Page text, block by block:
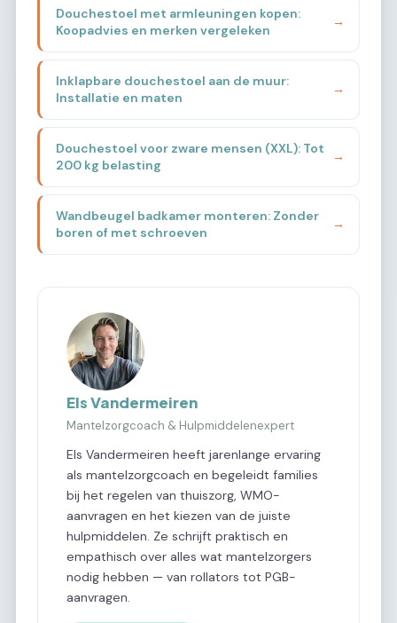
Douchestoel met armleuningen kopen:
Koopadvies en merken vergeleken
→
Inklapbare douchestoel aan de muur:
Installatie en maten
→
Douchestoel voor zware mensen (XXL): Tot
200 kg belasting
→
Wandbeugel badkamer monteren: Zonder
boren of met schroeven
→
Els Vandermeiren
Mantelzorgcoach & Hulpmiddelenexpert
Els Vandermeiren heeft jarenlange ervaring
als mantelzorgcoach en begeleidt families
bij het regelen van thuiszorg, WMO-
aanvragen en het kiezen van de juiste
hulpmiddelen. Ze schrijft praktisch en
empathisch over alles wat mantelzorgers
nodig hebben — van rollators tot PGB-
aanvragen.